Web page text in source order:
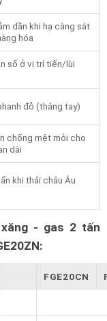
dần khi hạ càng sát
hóa
số ở vị trí tiến/lùi
đỗ (thắng tay)
chống mệt mỏi cho
dài
khi thải châu Âu
- gas 2 tấn
FGE20CN